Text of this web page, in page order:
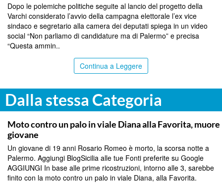
Dopo le polemiche politiche seguite al lancio del progetto della
Varchi considerato l’avvio della campagna elettorale l’ex vice
sindaco e segretario alla camera dei deputati spiega in un video
social “Non parliamo di candidature ma di Palermo” e precisa
“Questa ammin..
Continua a Leggere
Dalla stessa Categoria
PALERMO
Moto contro un palo in viale Diana alla Favorita, muore
giovane
Un giovane di 19 anni Rosario Romeo è morto, la scorsa notte a
Palermo. Aggiungi BlogSicilia alle tue Fonti preferite su Google
AGGIUNGI In base alle prime ricostruzioni, intorno alle 3, sarebbe
finito con la moto contro un palo in viale Diana, alla Favorita.